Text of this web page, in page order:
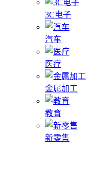
3C电子
汽车
医疗
金属加工
教育
新零售